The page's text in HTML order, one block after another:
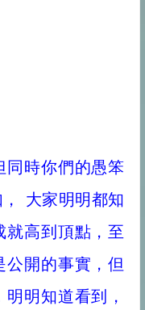
同時你們的愚笨
大家明明都知
就高到頂點，至
開的事實，但
明知道看到，